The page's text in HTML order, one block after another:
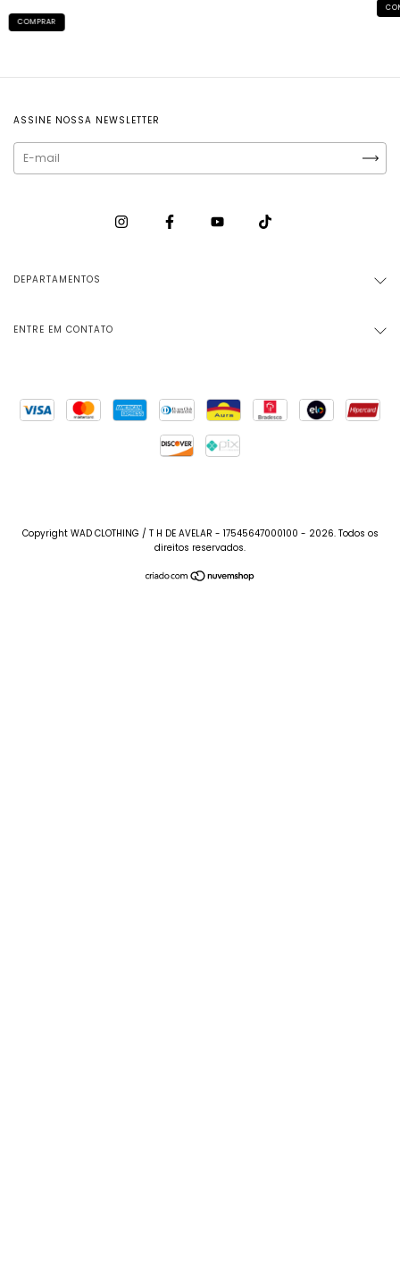
COMPRAR
ASSINE NOSSA NEWSLETTER
DEPARTAMENTOS
ENTRE EM CONTATO
Copyright WAD CLOTHING / T H DE AVELAR - 17545647000100 - 2026. Todos os
direitos reservados.